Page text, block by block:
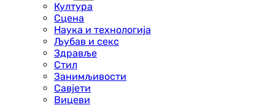
Култура
Сцена
Наука и технологија
Љубав и секс
Здравље
Стил
Занимљивости
Савјети
Вицеви